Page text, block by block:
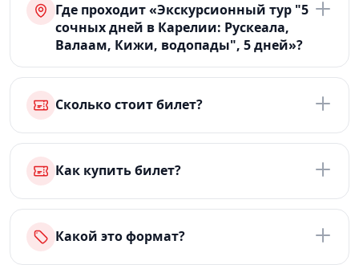
Где проходит «Экскурсионный тур "5
сочных дней в Карелии: Рускеала,
Валаам, Кижи, водопады", 5 дней»?
Сколько стоит билет?
Как купить билет?
Какой это формат?